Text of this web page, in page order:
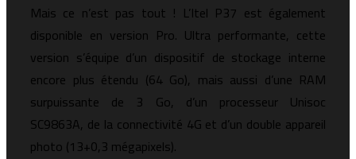
Mais ce n’est pas tout ! L’Itel P37 est également
disponible en version Pro. Ultra performante, cette
version s’équipe d’un dispositif de stockage interne
encore plus étendu (64 Go), mais aussi d’une RAM
surpuissante de 3 Go, d’un processeur Unisoc
SC9863A, de la connectivité 4G et d’un double appareil
photo (13+0,3 mégapixels).